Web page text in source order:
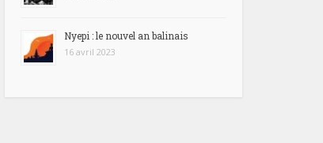
Nyepi : le nouvel an balinais
16 avril 2023